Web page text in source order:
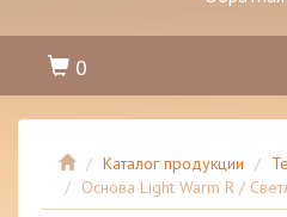
0
Каталог продукции
Основа Light Warm R /